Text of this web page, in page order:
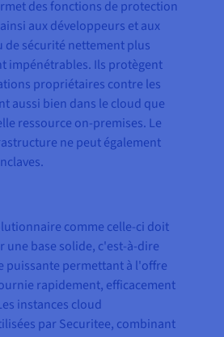
des fonctions de protection
aux développeurs et aux
de sécurité nettement plus
impénétrables. Ils protègent
propriétaires contre les
aussi bien dans le cloud que
ressource on-premises. Le
ne peut également
comme celle-ci doit
une base solide, c'est-à-dire
puissante permettant à l'offre
rapidement, efficacement
instances cloud
par Securitee, combinant